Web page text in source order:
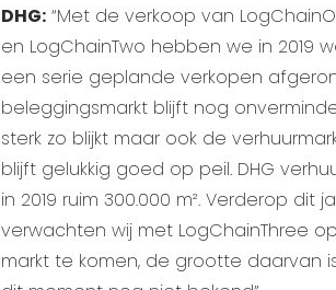
DHG: “Met de verkoop van
en LogChainTwo hebben we in 2019
een serie geplande verkopen
beleggingsmarkt blijft nog
sterk zo blijkt maar ook de
blijft gelukkig goed op peil. DHG
in 2019 ruim 300.000 m². Verderop dit
verwachten wij met LogChainThree
markt te komen, de grootte daarvan